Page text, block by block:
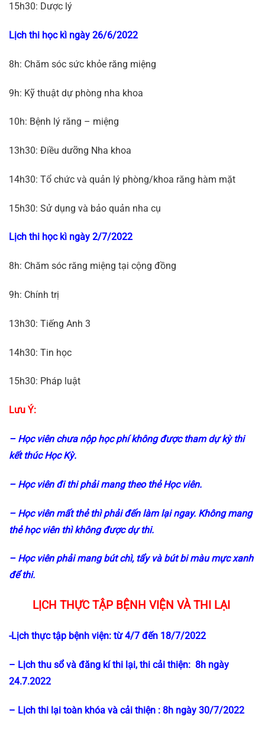
15h30: Dược lý
Lịch thi học kì ngày 26/6/2022
8h: Chăm sóc sức khỏe răng miệng
9h: Kỹ thuật dự phòng nha khoa
10h: Bệnh lý răng – miệng
13h30: Điều dưỡng Nha khoa
14h30: Tổ chức và quản lý phòng/khoa răng hàm mặt
15h30: Sử dụng và bảo quản nha cụ
Lịch thi học kì ngày 2/7/2022
8h: Chăm sóc răng miệng tại cộng đồng
9h: Chính trị
13h30: Tiếng Anh 3
14h30: Tin học
15h30: Pháp luật
Lưu Ý:
– Học viên chưa nộp học phí không được tham dự kỳ thi
kết thúc Học Kỳ.
– Học viên đi thi phải mang theo thẻ Học viên.
– Học viên mất thẻ thì phải đến làm lại ngay. Không mang
thẻ học viên thì không được dự thi.
– Học viên phải mang bút chì, tẩy và bút bi màu mực xanh
để thi.
LỊCH THỰC TẬP BỆNH VIỆN VÀ THI LẠI
-Lịch thực tập bệnh viện: từ 4/7 đến 18/7/2022
– Lịch thu sổ và đăng kí thi lại, thi cải thiện: 8h ngày
24.7.2022
– Lịch thi lại toàn khóa và cải thiện : 8h ngày 30/7/2022